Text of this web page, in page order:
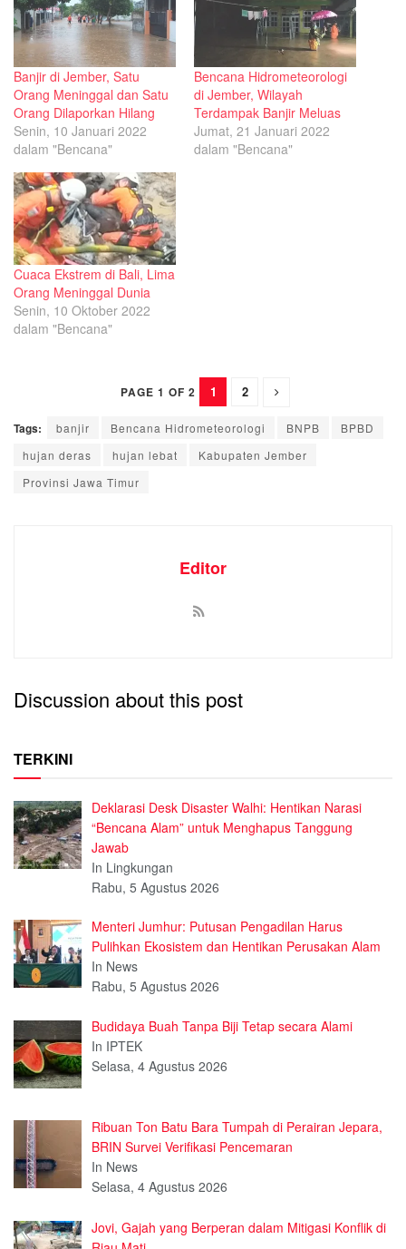
Banjir di Jember, Satu
Orang Meninggal dan Satu
Orang Dilaporkan Hilang
Senin, 10 Januari 2022
dalam "Bencana"
Bencana Hidrometeorologi
di Jember, Wilayah
Terdampak Banjir Meluas
Jumat, 21 Januari 2022
dalam "Bencana"
Cuaca Ekstrem di Bali, Lima
Orang Meninggal Dunia
Senin, 10 Oktober 2022
dalam "Bencana"
PAGE 1 OF 2 1 2
Tags: banjir Bencana Hidrometeorologi BNPB
BPBD
hujan deras
hujan lebat
Kabupaten Jember
Provinsi Jawa Timur
Editor
Discussion about this post
TERKINI
Deklarasi Desk Disaster Walhi: Hentikan Narasi
“Bencana Alam” untuk Menghapus Tanggung
Jawab
In Lingkungan
Rabu, 5 Agustus 2026
Menteri Jumhur: Putusan Pengadilan Harus
Pulihkan Ekosistem dan Hentikan Perusakan Alam
In News
Rabu, 5 Agustus 2026
Budidaya Buah Tanpa Biji Tetap secara Alami
In IPTEK
Selasa, 4 Agustus 2026
Ribuan Ton Batu Bara Tumpah di Perairan Jepara,
BRIN Survei Verifikasi Pencemaran
In News
Selasa, 4 Agustus 2026
Jovi, Gajah yang Berperan dalam Mitigasi Konflik di